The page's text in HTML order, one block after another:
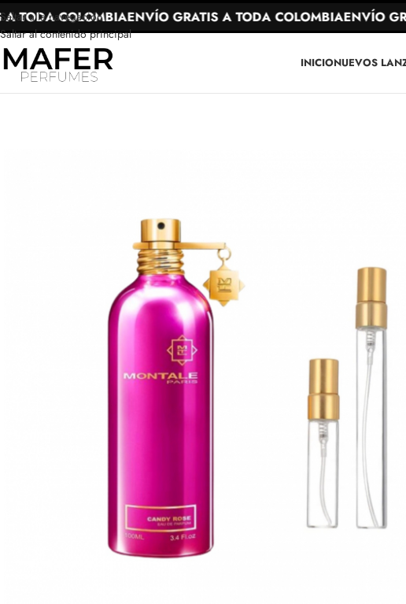
Saltar a la navegación
Saltar al contenido principal
COLOMBIAENVÍO GRATIS A TODA COLOMBIAENVÍO
INICIONUEVOS